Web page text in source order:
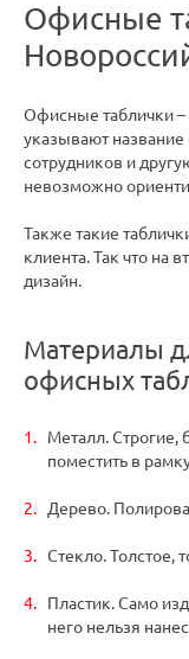
Офисные
Офисные таблички –
указывают
сотрудников и
невозможно
Также такие
клиента. Так что на
дизайн.
Материалы
офисных
Металл.
поместить в
Дерево.
Стекло. Толстое,
Пластик. Само
него нельзя